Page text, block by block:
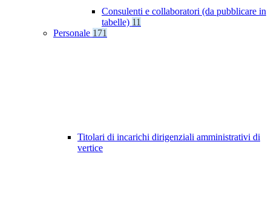
Consulenti e collaboratori (da pubblicare in
tabelle) 11
Personale 171
Titolari di incarichi dirigenziali amministrativi di
vertice